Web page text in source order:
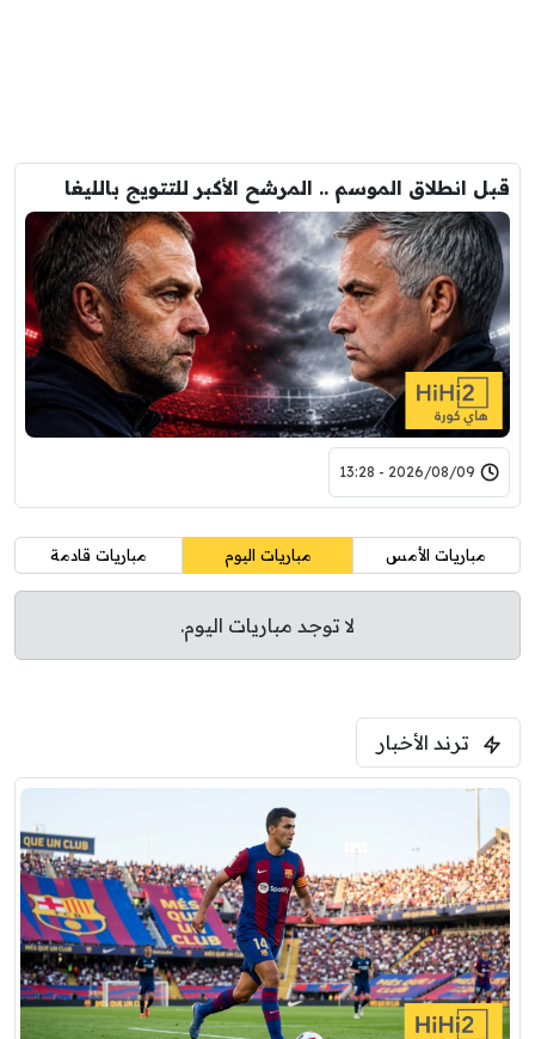
قبل انطلاق الموسم .. المرشح الأكبر للتتويج بالليغا
2026/08/09 - 13:28
مباريات الأمس مباريات اليوم مباريات قادمة
لا توجد مباريات اليوم.
ترند الأخبار